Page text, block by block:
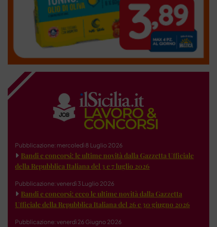
Pubblicazione: mercoledì 8 Luglio 2026
Bandi e concorsi: le ultime novità dalla Gazzetta Ufficiale
della Repubblica Italiana del 3 e 7 luglio 2026
Pubblicazione: venerdì 3 Luglio 2026
Bandi e concorsi: ecco le ultime novità dalla Gazzetta
Ufficiale della Repubblica Italiana del 26 e 30 giugno 2026
Pubblicazione: venerdì 26 Giugno 2026